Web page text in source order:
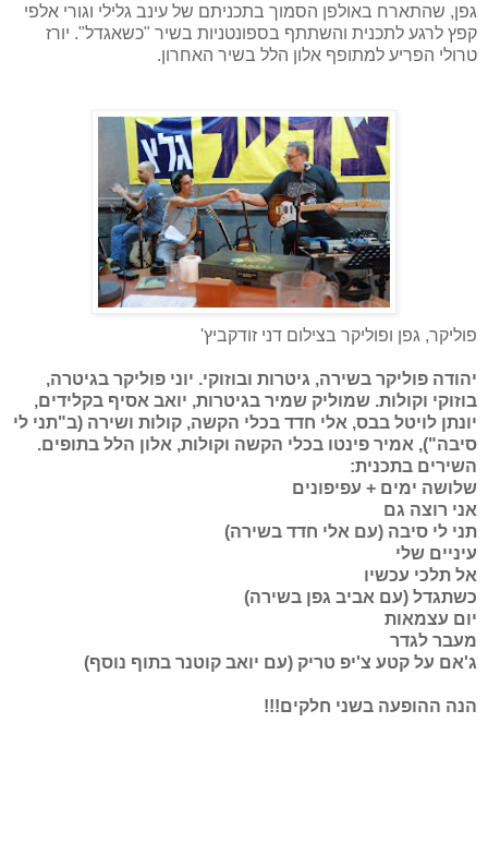
גפן, שהתארח באולפן הסמוך בתכניתם של עינב גלילי וגורי אלפי
קפץ לרגע לתכנית והשתתף בספונטניות בשיר "כשאגדל". יורז
טרולי הפריע למתופף אלון הלל בשיר האחרון.
פוליקר, גפן ופוליקר בצילום דני זודקביץ'
יהודה פוליקר בשירה, גיטרות ובוזוקי. יוני פוליקר בגיטרה,
בוזוקי וקולות. שמוליק שמיר בגיטרות, יואב אסיף בקלידים,
יונתן לויטל בבס, אלי חדד בכלי הקשה, קולות ושירה (ב"תני לי
סיבה"), אמיר פינטו בכלי הקשה וקולות, אלון הלל בתופים.
השירים בתכנית:
שלושה ימים + עפיפונים
אני רוצה גם
תני לי סיבה (עם אלי חדד בשירה)
עיניים שלי
אל תלכי עכשיו
כשתגדל (עם אביב גפן בשירה)
יום עצמאות
מעבר לגדר
ג'אם על קטע צ'יפ טריק (עם יואב קוטנר בתוף נוסף)
הנה ההופעה בשני חלקים!!!